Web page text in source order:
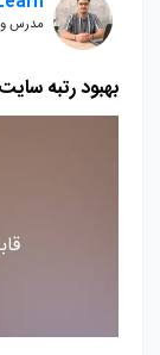
مدرس
بهبود رتبه